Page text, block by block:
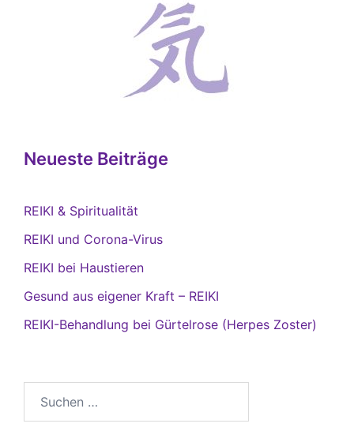
Neueste Beiträge
REIKI & Spiritualität
REIKI und Corona-Virus
REIKI bei Haustieren
Gesund aus eigener Kraft – REIKI
REIKI-Behandlung bei Gürtelrose (Herpes Zoster)